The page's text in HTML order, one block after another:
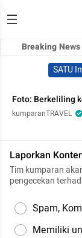
Breaking News
SATU
Foto: Berkeliling
kumparanTRAVEL
Laporkan
Tim kumparan
pengecekan
Spam,
Memiliki